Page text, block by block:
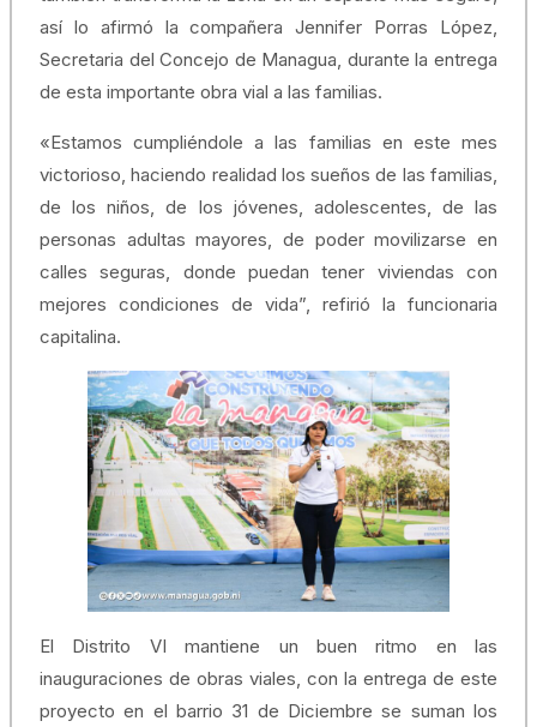
así lo afirmó la compañera Jennifer Porras López,
Secretaria del Concejo de Managua, durante la entrega
de esta importante obra vial a las familias.
«Estamos cumpliéndole a las familias en este mes
victorioso, haciendo realidad los sueños de las familias,
de los niños, de los jóvenes, adolescentes, de las
personas adultas mayores, de poder movilizarse en
calles seguras, donde puedan tener viviendas con
mejores condiciones de vida”, refirió la funcionaria
capitalina.
El Distrito VI mantiene un buen ritmo en las
inauguraciones de obras viales, con la entrega de este
proyecto en el barrio 31 de Diciembre se suman los